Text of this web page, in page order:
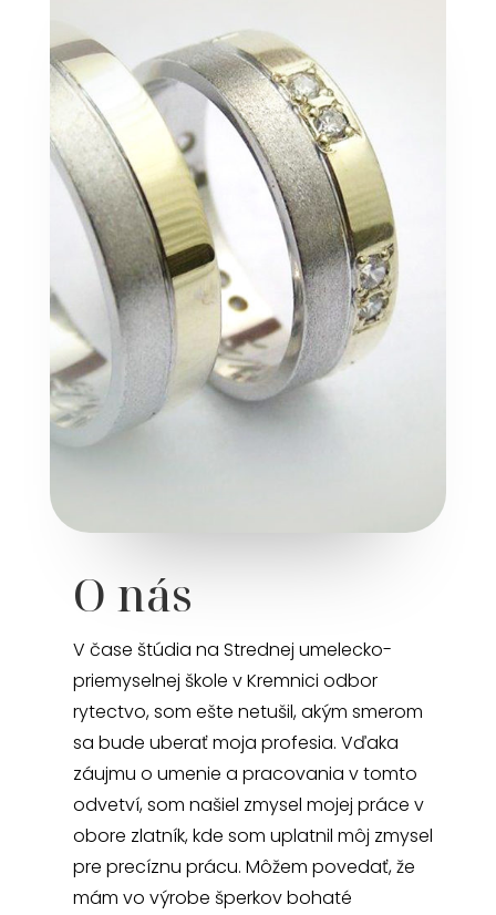
O nás
V čase štúdia na Strednej umelecko-
priemyselnej škole v Kremnici odbor
rytectvo, som ešte netušil, akým smerom
sa bude uberať moja profesia. Vďaka
záujmu o umenie a pracovania v tomto
odvetví, som našiel zmysel mojej práce v
obore zlatník, kde som uplatnil môj zmysel
pre precíznu prácu. Môžem povedať, že
mám vo výrobe šperkov bohaté